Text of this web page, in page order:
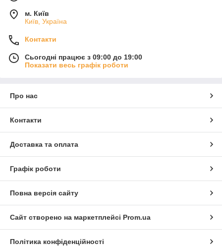
м. Київ
Київ, Україна
Контакти
Сьогодні працює з 09:00 до 19:00
Показати весь графік роботи
Про нас
Контакти
Доставка та оплата
Графік роботи
Повна версія сайту
Сайт створено на маркетплейсі Prom.ua
Політика конфіденційності